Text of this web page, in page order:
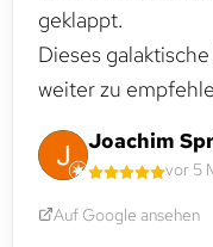
geklappt.
Dieses
weiter zu
Joachim
vor 5
Auf Google ansehen